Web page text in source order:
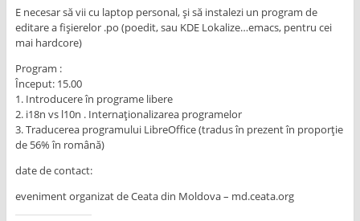
E necesar să vii cu laptop personal, și să instalezi un program de
editare a fișierelor .po (poedit, sau KDE Lokalize…emacs, pentru cei
mai hardcore)
Program :
Început: 15.00
1. Introducere în programe libere
2. i18n vs l10n . Internaționalizarea programelor
3. Traducerea programului LibreOffice (tradus în prezent în proporție
de 56% în română)
date de contact:
eveniment organizat de Ceata din Moldova – md.ceata.org